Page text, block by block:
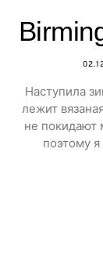
Наступила
лежит
не покидают
поэтому